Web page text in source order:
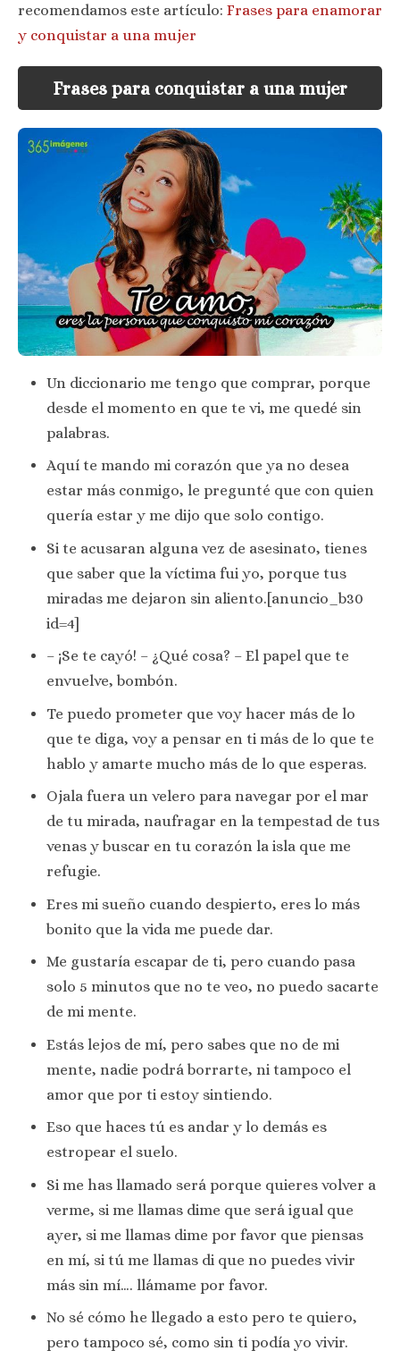
recomendamos este artículo: Frases para enamorar
y conquistar a una mujer
Frases para conquistar a una mujer
Un diccionario me tengo que comprar, porque
desde el momento en que te vi, me quedé sin
palabras.
Aquí te mando mi corazón que ya no desea
estar más conmigo, le pregunté que con quien
quería estar y me dijo que solo contigo.
Si te acusaran alguna vez de asesinato, tienes
que saber que la víctima fui yo, porque tus
miradas me dejaron sin aliento.[anuncio_b30
id=4]
– ¡Se te cayó! – ¿Qué cosa? – El papel que te
envuelve, bombón.
Te puedo prometer que voy hacer más de lo
que te diga, voy a pensar en ti más de lo que te
hablo y amarte mucho más de lo que esperas.
Ojala fuera un velero para navegar por el mar
de tu mirada, naufragar en la tempestad de tus
venas y buscar en tu corazón la isla que me
refugie.
Eres mi sueño cuando despierto, eres lo más
bonito que la vida me puede dar.
Me gustaría escapar de ti, pero cuando pasa
solo 5 minutos que no te veo, no puedo sacarte
de mi mente.
Estás lejos de mí, pero sabes que no de mi
mente, nadie podrá borrarte, ni tampoco el
amor que por ti estoy sintiendo.
Eso que haces tú es andar y lo demás es
estropear el suelo.
Si me has llamado será porque quieres volver a
verme, si me llamas dime que será igual que
ayer, si me llamas dime por favor que piensas
en mí, si tú me llamas di que no puedes vivir
más sin mí…. llámame por favor.
No sé cómo he llegado a esto pero te quiero,
pero tampoco sé, como sin ti podía yo vivir.